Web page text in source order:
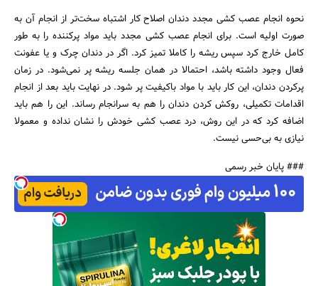
نحوه انجام عصب کشی مجدد دندان اصلاح کار اشتباه سخت‌تر از انجام آن به
صورت اولیه است. برای انجام عصب کشی مجدد باید مواد پرکننده را به طور
کامل خارج کرد سپس ریشه را کاملا تمیز کرد. اگر در دندان چرک و یا عفونت
فعال وجود داشته باشد، احتمالا در همان جلسه ریشه پر نمی‌شود. در زمان
پرکردن دندان، این کار باید با مواد باکیفیت پر شود. در نهایت باید بعد از انجام
اقدامات تکمیلی، روکش کردن دندان را هم به سرانجام رساند. این را هم باید
اضافه کرد که در این روش، درد عصب کشی خودش را نشان نداده و معمولا
نیازی به بی‌حسی نیست.
### پایان خبر رسمی